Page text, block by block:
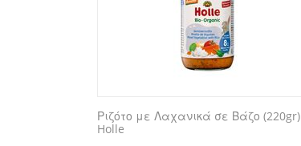
Ριζότο με Λαχανικά σε Βάζο (220gr)
Holle